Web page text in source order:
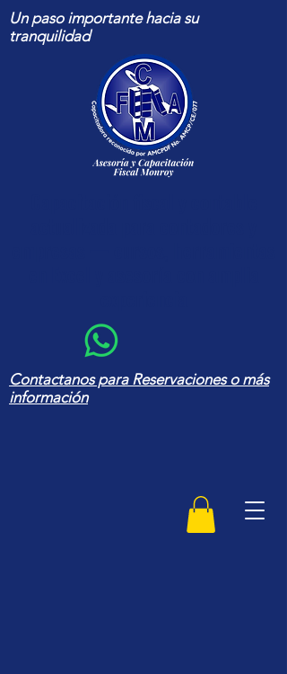
Un paso importante hacia su
tranquilidad
Contactanos para Reservaciones o más
información